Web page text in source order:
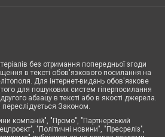
без отримання попередньої згоди
в тексті обов'язкового посилання на
Для інтернет-видань обов'язкове
для пошукових систем гіперпосилання
абзацу в тексті або в якості джерела.
Законом.
компаній", "Промо", "Партнерський
"Політичні новини", "Пресреліз",